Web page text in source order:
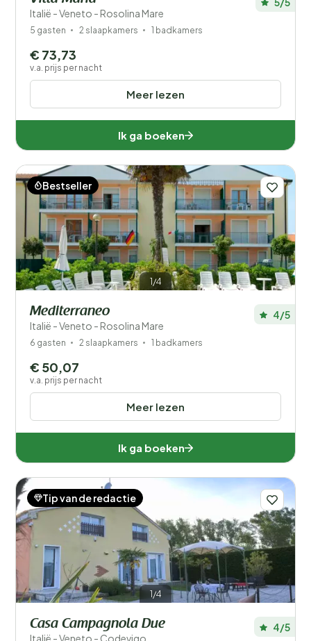
Italië - Veneto - Rosolina Mare
5 gasten 2 slaapkamers 1 badkamers
Meer lezen
€ 73,73
v.a. prijs per nacht
Ik ga boeken
1/4
Bestseller
Mediterraneo
Italië - Veneto - Rosolina Mare
4/5
6 gasten 2 slaapkamers 1 badkamers
Meer lezen
€ 50,07
v.a. prijs per nacht
Ik ga boeken
1/4
Tip van de redactie
Casa Campagnola Due
Italië - Veneto - Codevigo
4/5